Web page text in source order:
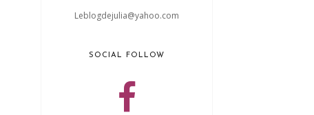
Leblogdejulia@yahoo.com
SOCIAL FOLLOW